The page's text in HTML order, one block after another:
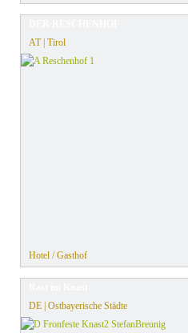
AT | Tirol
Hotel / Gasthof
DE | Ostbayerische Städte